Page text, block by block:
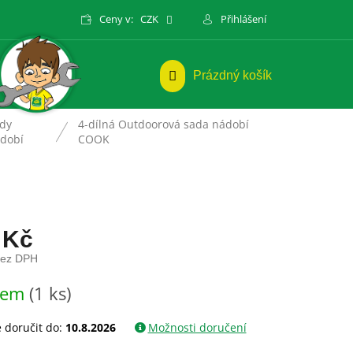
Ceny v: CZK Přihlášení
NÁKUPNÍ
Prázdný košík
4-dílná Outdoorová sada nádobí
COOK
DPH
(1 ks)
doručit do: 10.8.2026 Možnosti doručení